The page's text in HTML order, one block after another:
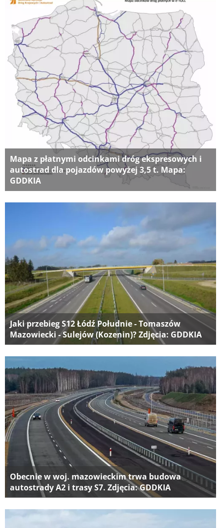
Mapa z płatnymi odcinkami dróg ekspresowych i
autostrad dla pojazdów powyżej 3,5 t. Mapa:
GDDKIA
Jaki przebieg S12 Łódź Południe - Tomaszów
Mazowiecki - Sulejów (Kozenin)? Zdjęcia: GDDKIA
Obecnie w woj. mazowieckim trwa budowa
autostrady A2 i trasy S7. Zdjęcia: GDDKIA